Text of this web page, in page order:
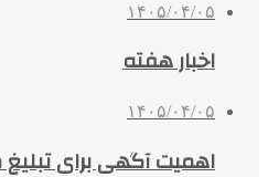
۱۴۰۵/۰۴/۰۵
اخبار هفته
۱۴۰۵/۰۴/۰۵
اهمیت آگهی برای